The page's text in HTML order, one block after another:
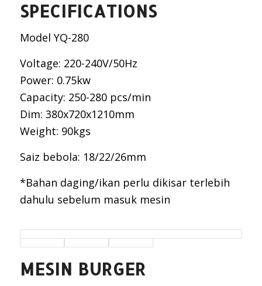
SPECIFICATIONS
Model YQ-280
Voltage: 220-240V/50Hz
Power: 0.75kw
Capacity: 250-280 pcs/min
Dim: 380x720x1210mm
Weight: 90kgs
Saiz bebola: 18/22/26mm
*Bahan daging/ikan perlu dikisar terlebih
dahulu sebelum masuk mesin
MESIN BURGER